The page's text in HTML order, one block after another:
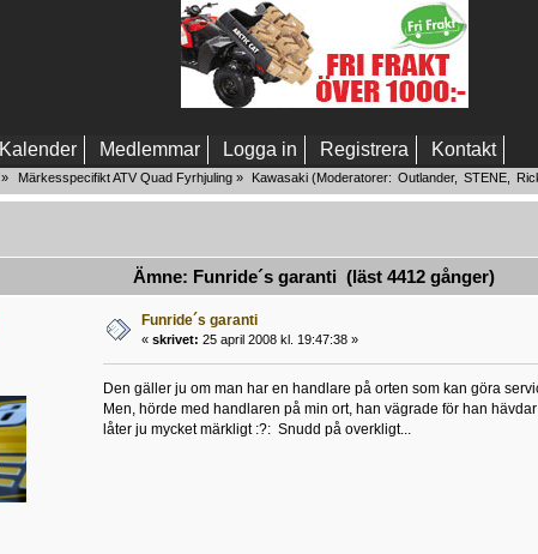
Kalender Medlemmar Logga in Registrera Kontakt
» Märkesspecifikt ATV Quad Fyrhjuling» Kawasaki(Moderatorer: Outlander, STENE,
Ämne: Funride´s garanti (läst 4412 gånger)
Funride´s garanti
« skrivet: 25 april 2008 kl. 19:47:38 »
Den gäller ju om man har en handlare på orten som kan göra
Men, hörde med handlaren på min ort, han vägrade för han
låter ju mycket märkligt :?: Snudd på overkligt...